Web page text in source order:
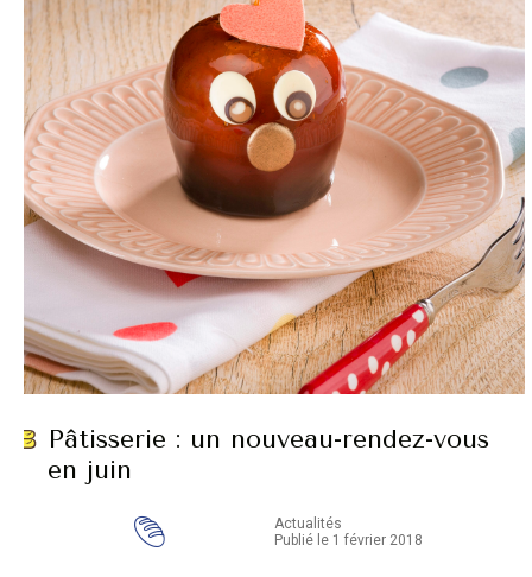
Pâtisserie : un nouveau-rendez-vous
en juin
Actualités
Publié le 1 février 2018